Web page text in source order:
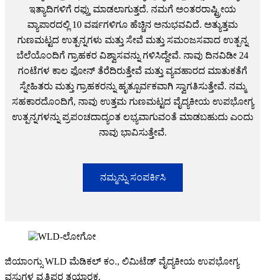
ಇತ್ಯಾದಿಗಳಿಗೆ ರಫ್ತು ಮಾಡಲಾಗುತ್ತದೆ. ನಮಗೆ ಅಂತರರಾಷ್ಟ್ರೀಯ
ವ್ಯಾಪಾರದಲ್ಲಿ 10 ವರ್ಷಗಳಿಗೂ ಹೆಚ್ಚಿನ ಅನುಭವವಿದೆ. ಅತ್ಯುತ್ತಮ
ಗುಣಮಟ್ಟದ ಉತ್ಪನ್ನಗಳು ಮತ್ತು ಸೇವೆ ಮತ್ತು ಸಮಂಜಸವಾದ ಉತ್ಪನ್ನ
ಬೆಲೆಯೊಂದಿಗೆ ಗ್ರಾಹಕರ ವಿಶ್ವಾಸವನ್ನು ಗಳಿಸಿದ್ದೇವೆ. ನಾವು ದಿನವಿಡೀ 24
ಗಂಟೆಗಳ ಕಾಲ ಫೋನ್ ತೆರೆದಿರುತ್ತೇವೆ ಮತ್ತು ವ್ಯವಹಾರದ ಮಾತುಕತೆಗೆ
ಸ್ನೇಹಿತರು ಮತ್ತು ಗ್ರಾಹಕರನ್ನು ಹೃತ್ಪೂರ್ವಕವಾಗಿ ಸ್ವಾಗತಿಸುತ್ತೇವೆ. ನಮ್ಮ
ಸಹಕಾರದೊಂದಿಗೆ, ನಾವು ಉತ್ತಮ ಗುಣಮಟ್ಟದ ವೈದ್ಯಕೀಯ ಉಪಭೋಗ್ಯ
ಉತ್ಪನ್ನಗಳನ್ನು ಪ್ರಪಂಚದಾದ್ಯಂತ ಲಭ್ಯವಾಗುವಂತೆ ಮಾಡಬಹುದು ಎಂದು
ನಾವು ಭಾವಿಸುತ್ತೇವೆ.
ನಮ್ಮನ್ನು ಸಂಪರ್ಕಿಸಿ
ಜಿಯಾಂಗ್ಸು WLD ಮೆಡಿಕಲ್ ಕಂ., ಲಿಮಿಟೆಡ್ ವೈದ್ಯಕೀಯ ಉಪಭೋಗ್ಯ
ವಸ್ತುಗಳ ವೃತ್ತಿಪರ ತಯಾರಕ.